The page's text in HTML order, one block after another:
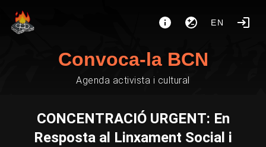
EN
Convoca-la BCN
Agenda activista i cultural
CONCENTRACIÓ URGENT: En
Resposta al Linxament Social i